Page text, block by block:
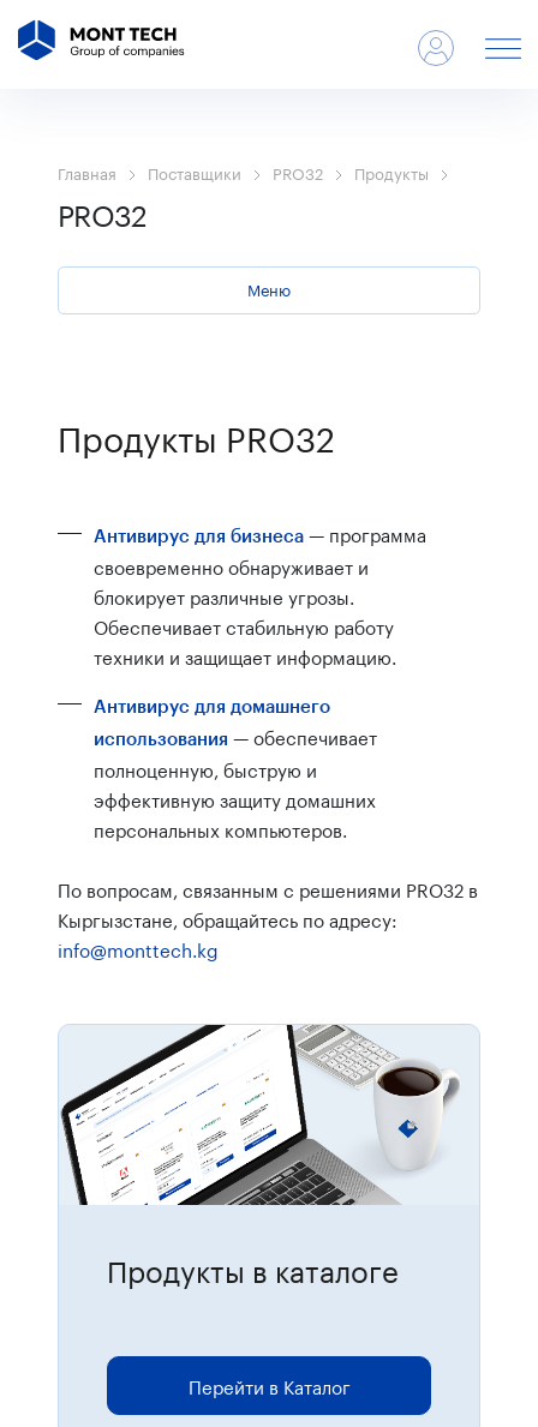
Главная Поставщики PRO32 Продукты
PRO32
Меню
Продукты PRO32
Антивирус для бизнеса — программа
своевременно обнаруживает и
блокирует различные угрозы.
Обеспечивает стабильную работу
техники и защищает информацию.
Антивирус для домашнего
использования — обеспечивает
полноценную, быструю и
эффективную защиту домашних
персональных компьютеров.
По вопросам, связанным с решениями PRO32 в
Кыргызстане, обращайтесь по адресу:
info@monttech.kg
Продукты в каталоге
Для размещения онлайн-заказов
Перейти в Каталог